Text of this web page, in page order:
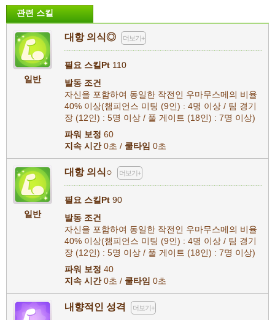
관련 스킬
일반
대항 의식◎ 더보기+
필요 스킬Pt 110
발동 조건
자신을 포함하여 동일한 작전인 우마무스메의 비율
40% 이상(챔피언스 미팅 (9인) : 4명 이상 / 팀 경기
장 (12인) : 5명 이상 / 풀 게이트 (18인) : 7명 이상)
파워 보정 60
지속 시간0초 / 쿨타임 0초
일반
대항 의식○ 더보기+
필요 스킬Pt 90
발동 조건
자신을 포함하여 동일한 작전인 우마무스메의 비율
40% 이상(챔피언스 미팅 (9인) : 4명 이상 / 팀 경기
장 (12인) : 5명 이상 / 풀 게이트 (18인) : 7명 이상)
파워 보정 40
지속 시간0초 / 쿨타임 0초
내향적인 성격 더보기+